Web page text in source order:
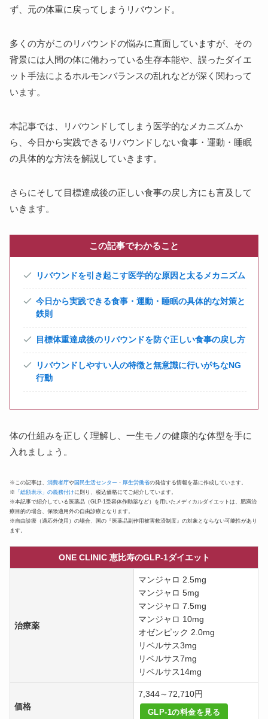
ず、元の体重に戻ってしまうリバウンド。
多くの方がこのリバウンドの悩みに直面していますが、その
背景には人間の体に備わっている生存本能や、誤ったダイエ
ット手法によるホルモンバランスの乱れなどが深く関わって
います。
本記事では、リバウンドしてしまう医学的なメカニズムか
ら、今日から実践できるリバウンドしない食事・運動・睡眠
の具体的な方法を解説していきます。
さらにそして目標達成後の正しい食事の戻し方にも言及して
いきます。
この記事でわかること
リバウンドを引き起こす医学的な原因と太るメカニズム
今日から実践できる食事・運動・睡眠の具体的な対策と
鉄則
目標体重達成後のリバウンドを防ぐ正しい食事の戻し方
リバウンドしやすい人の特徴と無意識に行いがちなNG
行動
体の仕組みを正しく理解し、一生モノの健康的な体型を手に
入れましょう。
※この記事は、 消費者庁や国民生活センター ・ 厚生労働省の発信する情報を基に作成しています。
※ 「総額表示」の義務付けに則り、税込価格にてご紹介しています。
※本記事で紹介している医薬品（GLP-1受容体作動薬など）を用いたメディカルダイエットは、肥満治
療目的の場合、保険適用外の自由診療となります。
※自由診療（適応外使用）の場合、国の『医薬品副作用被害救済制度』の対象とならない可能性があり
ます。
ONE CLINIC 恵比寿のGLP-1ダイエット
治療薬
マンジャロ 2.5mg
マンジャロ 5mg
マンジャロ 7.5mg
マンジャロ 10mg
オゼンピック 2.0mg
リベルサス3mg
リベルサス7mg
リベルサス14mg
価格
7,344～72,710円
GLP-1の料金を見る